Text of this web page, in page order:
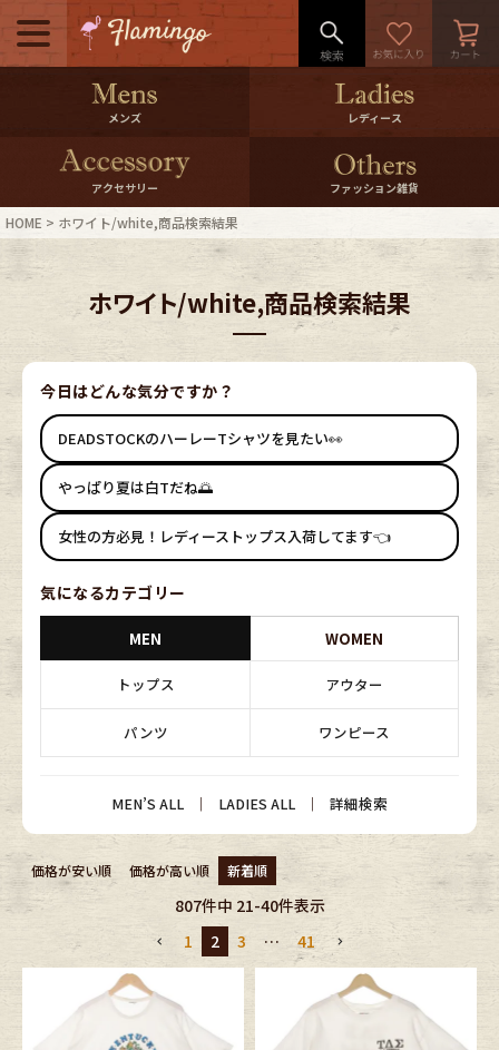
メニュー
500pt＆10％Offクーポンプレゼン
ト
10％0ffクーポンプレゼント
ログイン・会員登録 LINE ID連携
お気に入り マイページ
店舗紹介 特集一覧
ブランドから探す スタッフコーディネート
メンズ商品カテゴリーから探す
Outer
Fafatt
レディース商品カテゴリーから探す
Bottoms
One Piece
メンズ レディース
アクセサリー ファッション雑貨
HOME ホワイト/white,商品検索結果
ホワイト/white,商品検索結果
今日はどんな気分ですか？
DEADSTOCKのハーレーTシャツを見たい👀
やっぱり夏は白Tだね🌅
女性の方必見！レディーストップス入荷してます👈
気になるカテゴリー
MEN WOMEN
トップス アウター
パンツ ワンピース
MEN’S ALL ｜ LADIES ALL ｜ 詳細検索
価格が安い順 価格が高い順 新着順
807件中 21-40件表示
1
2 3 … 41